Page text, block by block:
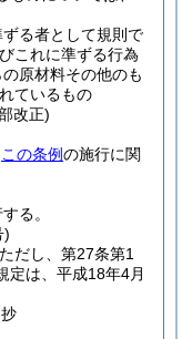
る者として規則で
これに準ずる行為
原材料その他のも
ているもの
改正)
この条例の施行に関
る。
)
ただし、第27条第1
定は、平成18年4月
抄